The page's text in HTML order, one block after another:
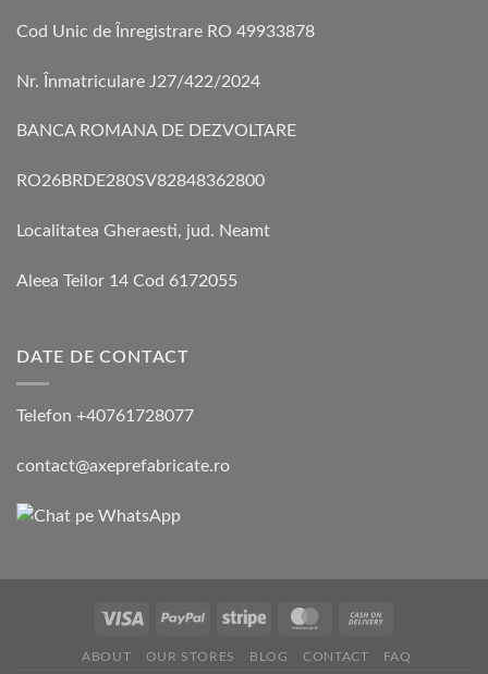
Cod Unic de Înregistrare RO 49933878
Nr. Înmatriculare J27/422/2024
BANCA ROMANA DE DEZVOLTARE
RO26BRDE280SV82848362800
Localitatea Gheraesti, jud. Neamt
Aleea Teilor 14 Cod 6172055
DATE DE CONTACT
Telefon +40761728077
contact@axeprefabricate.ro
ABOUT OUR STORES BLOG CONTACT FAQ